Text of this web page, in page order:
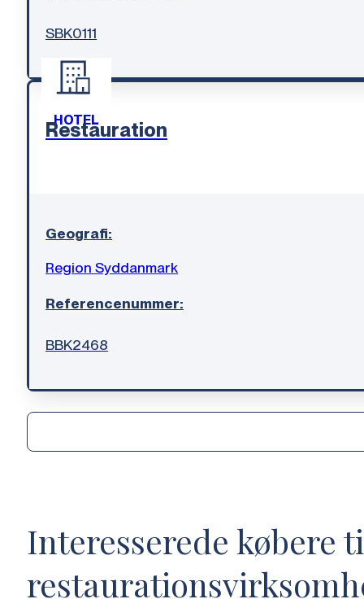
SBK0111
HOTEL
Restauration
Geografi:
Region Syddanmark
Referencenummer:
BBK2468
Interesserede købere